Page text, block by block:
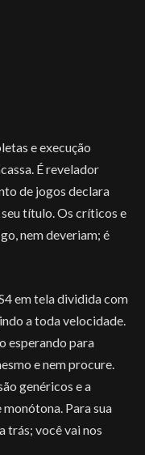
e execução
É revelador
de jogos declara
título. Os críticos e
nem deveriam; é
em tela dividida com
a toda velocidade.
esperando para
e nem procure.
genéricos e a
Para sua
trás; você vai nos